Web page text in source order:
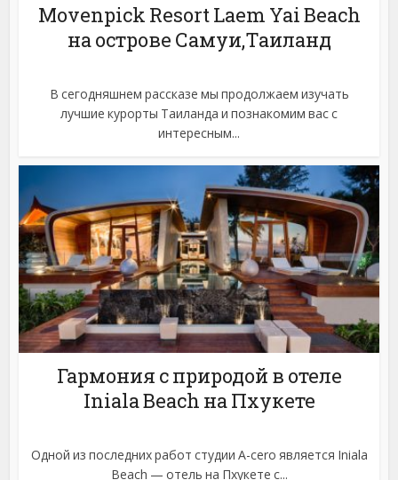
Movenpick Resort Laem Yai Beach
на острове Самуи,Таиланд
В сегодняшнем рассказе мы продолжаем изучать
лучшие курорты Таиланда и познакомим вас с
интересным...
Гармония с природой в отеле
Iniala Beach на Пхукете
Одной из последних работ студии A-cero является Iniala
Beach — отель на Пхукете с...